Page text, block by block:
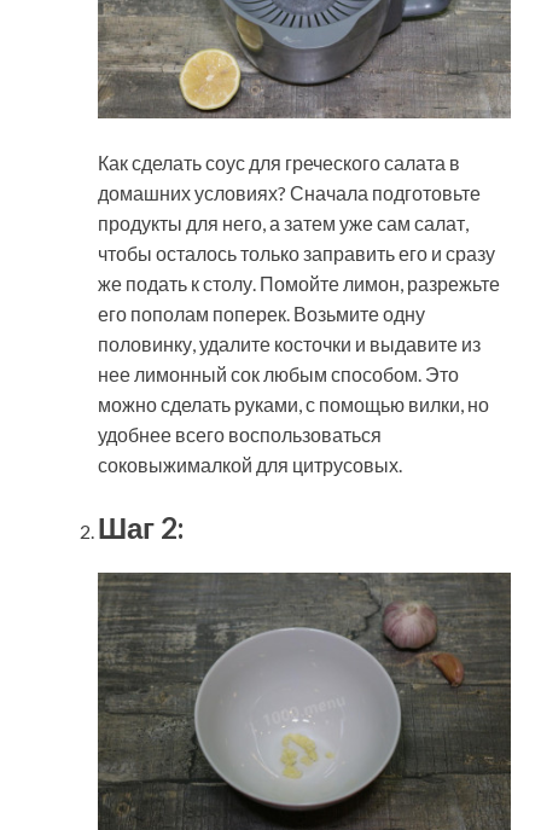
Как сделать соус для греческого салата в
домашних условиях? Сначала подготовьте
продукты для него, а затем уже сам салат,
чтобы осталось только заправить его и сразу
же подать к столу. Помойте лимон, разрежьте
его пополам поперек. Возьмите одну
половинку, удалите косточки и выдавите из
нее лимонный сок любым способом. Это
можно сделать руками, с помощью вилки, но
удобнее всего воспользоваться
соковыжималкой для цитрусовых.
Шаг 2: